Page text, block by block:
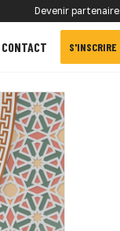
Devenir partenaire
CONTACT S'INSCRIRE